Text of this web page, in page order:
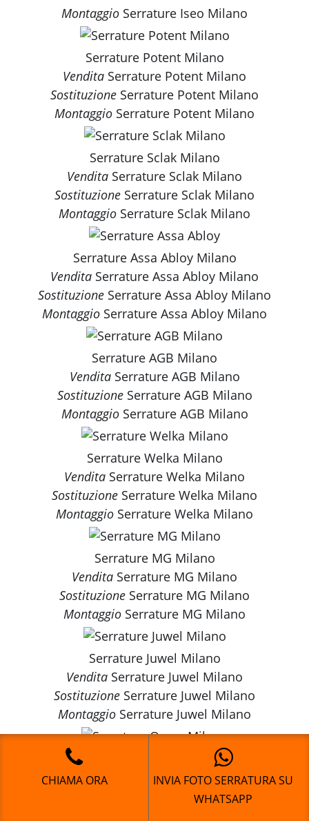
Montaggio Serrature Iseo Milano
Serrature Potent Milano
Vendita Serrature Potent Milano
Sostituzione Serrature Potent Milano
Montaggio Serrature Potent Milano
Serrature Sclak Milano
Vendita Serrature Sclak Milano
Sostituzione Serrature Sclak Milano
Montaggio Serrature Sclak Milano
Serrature Assa Abloy Milano
Vendita Serrature Assa Abloy Milano
Sostituzione Serrature Assa Abloy Milano
Montaggio Serrature Assa Abloy Milano
Serrature AGB Milano
Vendita Serrature AGB Milano
Sostituzione Serrature AGB Milano
Montaggio Serrature AGB Milano
Serrature Welka Milano
Vendita Serrature Welka Milano
Sostituzione Serrature Welka Milano
Montaggio Serrature Welka Milano
Serrature MG Milano
Vendita Serrature MG Milano
Sostituzione Serrature MG Milano
Montaggio Serrature MG Milano
Serrature Juwel Milano
Vendita Serrature Juwel Milano
Sostituzione Serrature Juwel Milano
Montaggio Serrature Juwel Milano
Serrature Omec Milano
Vendita
Serrature Omec Milano
Serrature Omec Milano
CHIAMA ORA
INVIA FOTO SERRATURA SU
WHATSAPP